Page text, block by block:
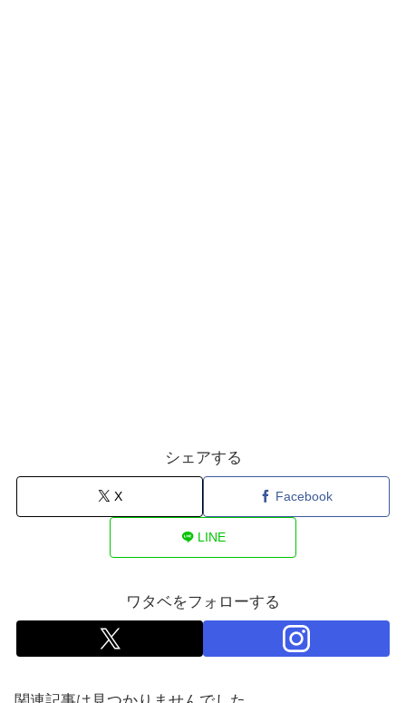
シェアする
X Facebook
LINE
ワタベをフォローする